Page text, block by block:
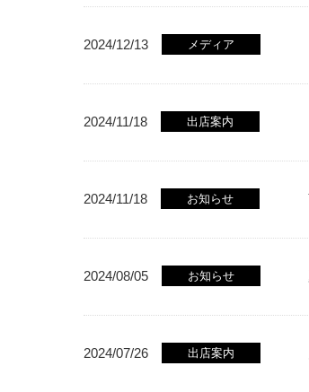
2024/12/13 メディア
2024/11/18 出店案内
2024/11/18 お知らせ
2024/08/05 お知らせ
2024/07/26 出店案内